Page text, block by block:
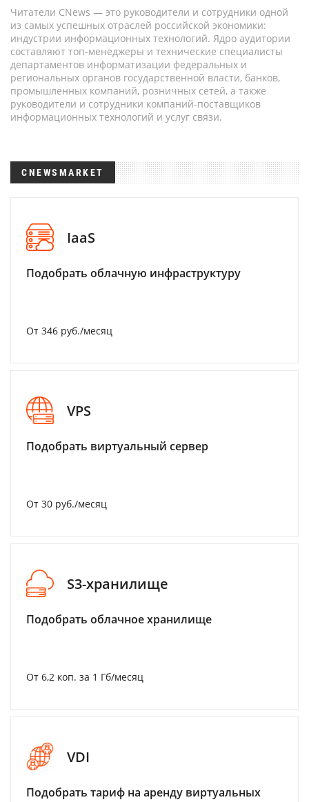
Читатели CNews — это руководители и сотрудники одной
из самых успешных отраслей российской экономики:
индустрии информационных технологий. Ядро аудитории
составляют топ-менеджеры и технические специалисты
департаментов информатизации федеральных и
региональных органов государственной власти, банков,
промышленных компаний, розничных сетей, а также
руководители и сотрудники компаний-поставщиков
информационных технологий и услуг связи.
CNEWSMARKET
IaaS
Подобрать облачную инфраструктуру
От 346 руб./месяц
VPS
Подобрать виртуальный сервер
От 30 руб./месяц
S3-хранилище
Подобрать облачное хранилище
От 6,2 коп. за 1 Гб/месяц
VDI
Подобрать тариф на аренду виртуальных